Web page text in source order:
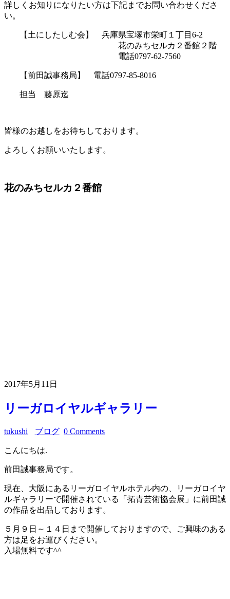
詳しくお知りになりたい方は下記までお問い合わせくださ
い。
【土にしたしむ会】 兵庫県宝塚市栄町１丁目6-2
花のみちセルカ２番館２階
電話0797-62-7560
【前田誠事務局】 電話0797-85-8016
担当 藤原迄
皆様のお越しをお待ちしております。
よろしくお願いいたします。
花のみちセルカ２番館
2017年5月11日
リーガロイヤルギャラリー
tukushi ブログ 0 Comments
こんにちは.
前田誠事務局です。
現在、大阪にあるリーガロイヤルホテル内の、リーガロイヤ
ルギャラリーで開催されている「拓青芸術協会展」に前田誠
の作品を出品しております。
５月９日～１４日まで開催しておりますので、ご興味のある
方は足をお運びください。
入場無料です^^